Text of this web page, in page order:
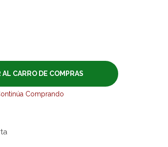
Comprando